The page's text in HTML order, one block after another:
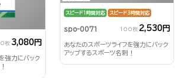
枚 3,080円
強力にバック
スピード1時間対応 スピード3時間対応
spo-0071 100枚 2,530円
あなたのスポーツライフを強力にバック
アップするスポーツ名刺！